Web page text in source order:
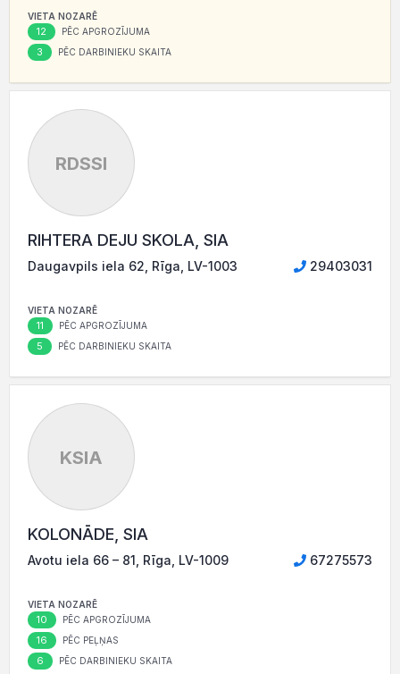
VIETA NOZARĒ
12 PĒC APGROZĪJUMA
3 PĒC DARBINIEKU SKAITA
RDSSI
RIHTERA DEJU SKOLA, SIA
Daugavpils iela 62, Rīga, LV-1003 29403031
VIETA NOZARĒ
11 PĒC APGROZĪJUMA
5 PĒC DARBINIEKU SKAITA
KSIA
KOLONĀDE, SIA
Avotu iela 66 – 81, Rīga, LV-1009 67275573
VIETA NOZARĒ
10 PĒC APGROZĪJUMA
16 PĒC PEĻŅAS
6 PĒC DARBINIEKU SKAITA